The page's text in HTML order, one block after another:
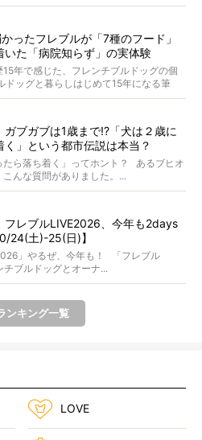
ったフレブルが「7種のフード」
いた「病院知らず」の実体験
年で感じた、フレンチブルドッグの個
ドッグと暮らしはじめて15年になる筆
ガブガブは1歳まで!?「犬は２歳に
く」という都市伝説は本当？
たら落ち着く」ってホント？ あるブヒオ
んな質問がありました。...
フレブルLIVE2026、今年も2days
24(土)-25(日)】
」やるぜ、今年も！ 「フレブル
チブルドッグとオーナ...
ンキング一覧
LOVE